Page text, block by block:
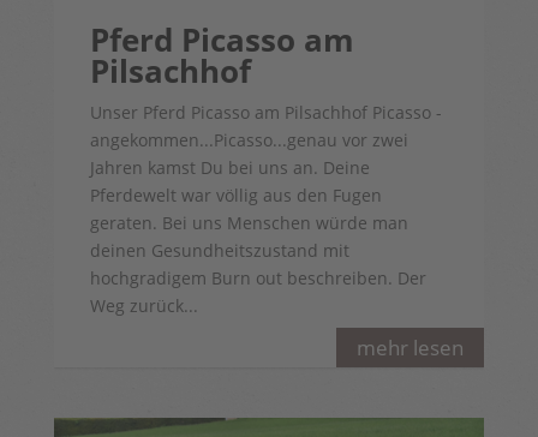
mehr lesen
Pferd Picasso am
Pilsachhof
Unser Pferd Picasso am Pilsachhof Picasso -
angekommen...Picasso...genau vor zwei
Jahren kamst Du bei uns an. Deine
Pferdewelt war völlig aus den Fugen
geraten. Bei uns Menschen würde man
deinen Gesundheitszustand mit
hochgradigem Burn out beschreiben. Der
Weg zurück...